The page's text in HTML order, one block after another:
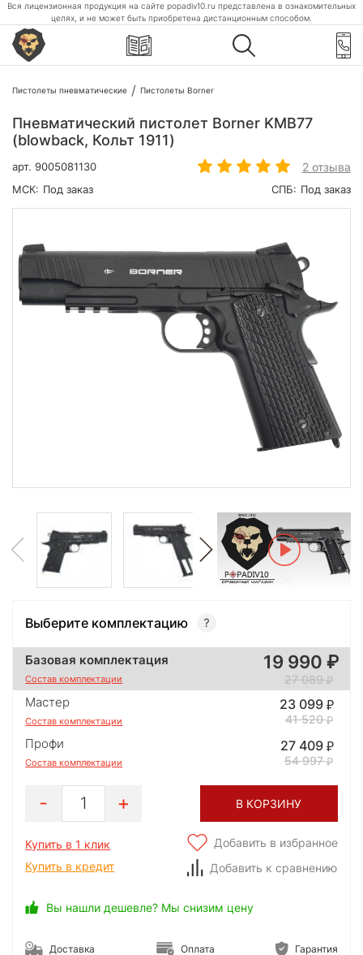
Вся лицензионная продукция на сайте popadiv10.ru представлена в ознакомительных
целях, и не может быть приобретена дистанционным способом.
Пистолеты пневматические Пистолеты Borner
Пневматический пистолет Borner KMB77
(blowback, Кольт 1911)
арт. 9005081130 2 отзыва
МСК: Под заказ СПБ: Под заказ
Выберите комплектацию
Базовая комплектация
Состав комплектации
19 990
27 089
Мастер
Состав комплектации
23 099
41 520
Профи
Состав комплектации
27 409
54 997
1 В КОРЗИНУ
Купить в 1 клик
Купить в кредит
Добавить в избранное
Добавить к сравнению
Вы нашли дешевле? Мы снизим цену
Доставка Оплата Гарантия